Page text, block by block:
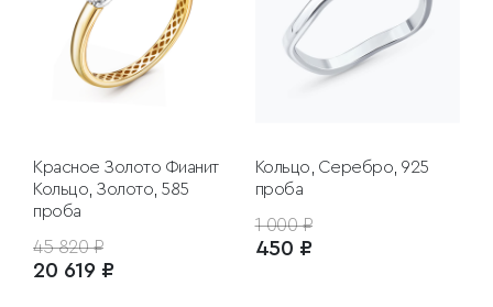
Красное Золото Фианит
Кольцо, Золото, 585
проба
45 820 ₽
20 619 ₽
Кольцо, Серебро, 925
проба
1 000 ₽
450 ₽